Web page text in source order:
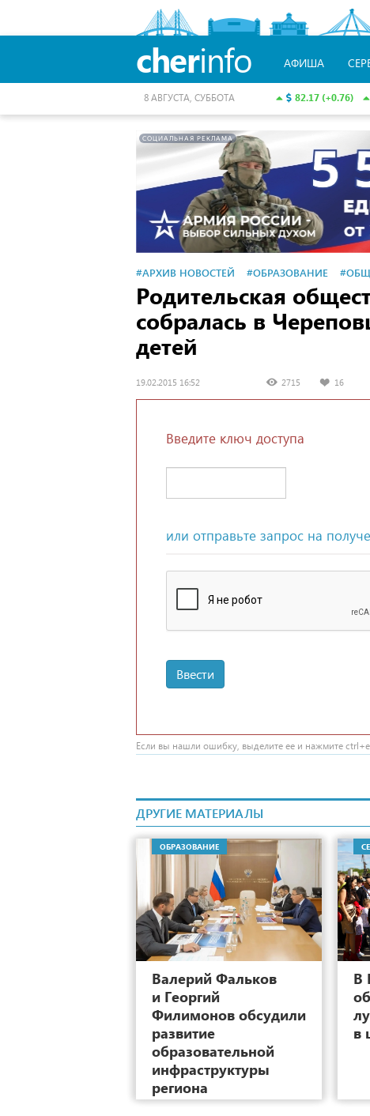
cherinfo АФИША
82.17 (+0.76)
8 АВГУСТА, СУББОТА
СОЦИАЛЬНАЯ РЕКЛАМА
#АРХИВ НОВОСТЕЙ #ОБРАЗОВАНИЕ
Родительская
собралась в
детей
19.02.2015 16:52 2715 16
Введите ключ доступа
или отправьте запрос на
Ввести
Если вы нашли ошибку, выделите ее и нажмите
ДРУГИЕ МАТЕРИАЛЫ
ОБРАЗОВАНИЕ
Валерий Фальков
и Георгий
Филимонов обсудили
развитие
образовательной
инфраструктуры
региона
В
в